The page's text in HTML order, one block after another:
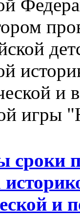
и
игры
сроки
и